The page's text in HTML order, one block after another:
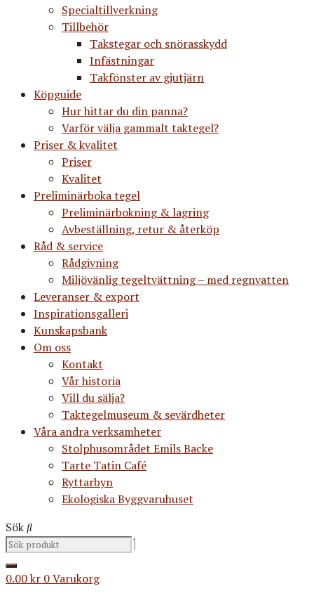
Specialtillverkning
Tillbehör
Takstegar och snörasskydd
Infästningar
Takfönster av gjutjärn
Köpguide
Hur hittar du din panna?
Varför välja gammalt taktegel?
Priser & kvalitet
Priser
Kvalitet
Preliminärboka tegel
Preliminärbokning & lagring
Avbeställning, retur & återköp
Råd & service
Rådgivning
Miljövänlig tegeltvättning – med regnvatten
Leveranser & export
Inspirationsgalleri
Kunskapsbank
Om oss
Kontakt
Vår historia
Vill du sälja?
Taktegelmuseum & sevärdheter
Våra andra verksamheter
Stolphusområdet Emils Backe
Tarte Tatin Café
Ryttarbyn
Ekologiska Byggvaruhuset
Sök
0.00kr 0Varukorg